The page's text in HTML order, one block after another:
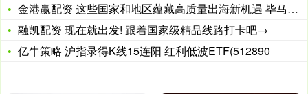
金港赢配资 这些国家和地区蕴藏高质量出海新机遇 毕马威中国举
融凯配资 现在就出发! 跟着国家级精品线路打卡吧→
亿牛策略 沪指录得K线15连阳 红利低波ETF(512890